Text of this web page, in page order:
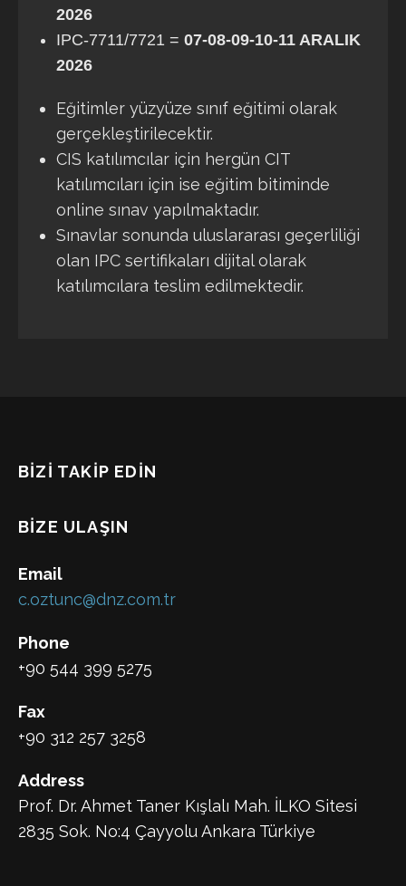
2026
IPC-7711/7721 = 07-08-09-10-11 ARALIK
2026
Eğitimler yüzyüze sınıf eğitimi olarak
gerçekleştirilecektir.
CIS katılımcılar için hergün CIT
katılımcıları için ise eğitim bitiminde
online sınav yapılmaktadır.
Sınavlar sonunda uluslararası geçerliliği
olan IPC sertifikaları dijital olarak
katılımcılara teslim edilmektedir.
BİZİ TAKİP EDİN
BİZE ULAŞIN
Email
c.oztunc@dnz.com.tr
Phone
+90 544 399 5275
Fax
+90 312 257 3258
Address
Prof. Dr. Ahmet Taner Kışlalı Mah. İLKO Sitesi
2835 Sok. No:4 Çayyolu Ankara Türkiye